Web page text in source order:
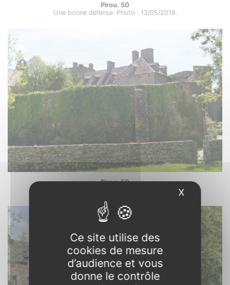
Pirou. 50
Une bonne défense. Photo : 13/05/2018.
Pirou. 50
Ce site utilise des
cookies de mesure
d’audience et vous
donne le contrôle
X Masquer